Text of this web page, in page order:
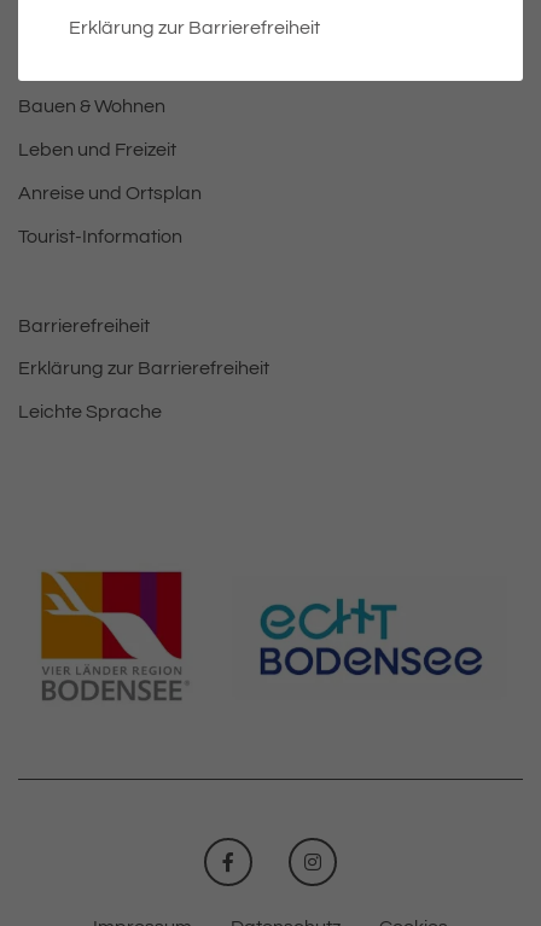
Öffnungszeiten Rathaus
Bauen & Wohnen
Leben und Freizeit
Anreise und Ortsplan
Tourist-Information
Barrierefreiheit
Erklärung zur Barrierefreiheit
Leichte Sprache
FACEBOOKINSTAGRAM
Erklärung zur Barrierefreiheit